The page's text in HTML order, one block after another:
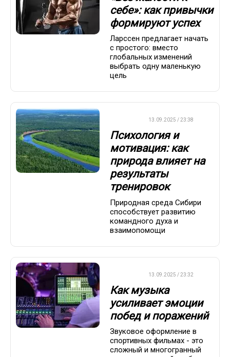
себе»: как привычки
формируют успех
Ларссен предлагает начать
с простого: вместо
глобальных изменений
выбрать одну маленькую
цель
13.09.2025 / 23:38
Психология и
мотивация: как
природа влияет на
результаты
тренировок
Природная среда Сибири
способствует развитию
командного духа и
взаимопомощи
13.09.2025 / 23:32
Как музыка
усиливает эмоции
побед и поражений
Звуковое оформление в
спортивных фильмах - это
сложный и многогранный